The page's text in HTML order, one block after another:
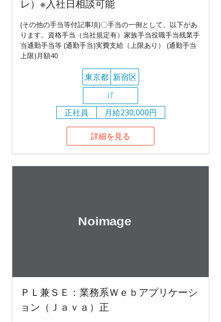
レ）※入社日相談可能
(その他の手当等付記事項)〇手当の一例として、以下があ
ります。資格手当（当社規定有）家族手当役職手当残業手
当通勤手当等 (通勤手当)実費支給（上限あり） (通勤手当
上限)月額40
東京都 新宿区
IT
正社員
月給230,000円
詳細を見る
ＰＬ兼ＳＥ：業務系Ｗｅｂアプリケーシ
ョン（Ｊａｖａ）正